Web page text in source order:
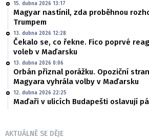
15. dubna 2026 13:17
Magyar nastínil, zda proběhnou
Trumpem
13. dubna 2026 12:28
Čekalo se, co řekne. Fico poprvé
voleb v Maďarsku
13. dubna 2026 0:06
Orbán přiznal porážku. Opoziční
Magyara vyhrála volby v Maďarsku
12. dubna 2026 22:25
Maďaři v ulicích Budapešti oslavují
AKTUÁLNĚ SE DĚJE